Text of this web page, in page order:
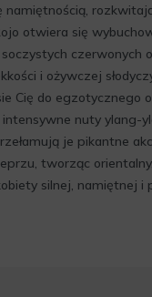
namiętnością,
otwiera się
czerwonych
i ożywczej
Cię do egzotycznego
nuty ylang-
je pikantne
tworząc
silnej, namiętnej i